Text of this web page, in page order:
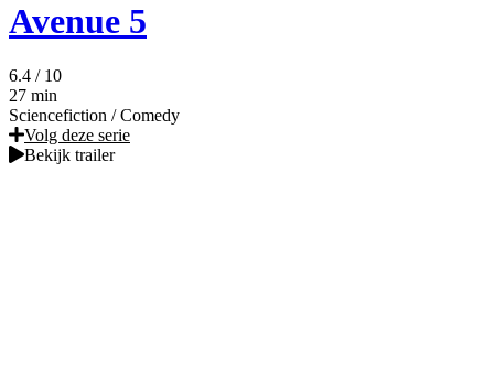
Avenue 5
6.4 / 10
27 min
Sciencefiction / Comedy
Volg deze serie
Bekijk trailer